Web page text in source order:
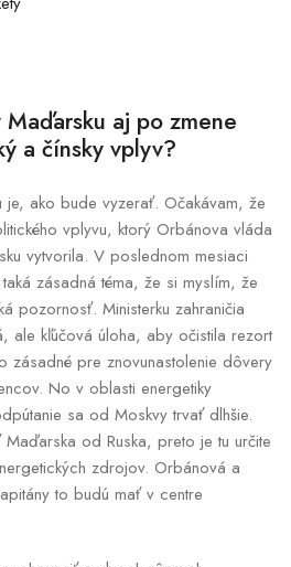
aj po zmene
a čínsky vplyv?
ako bude vyzerať. Očakávam, že
vplyvu, ktorý Orbánova vláda
vytvorila. V poslednom mesiaci
zásadná téma, že si myslím, že
pozornosť. Ministerku zahraničia
ale kľúčová úloha, aby očistila rezort
zásadné pre znovunastolenie dôvery
No v oblasti energetiky
sa od Moskvy trvať dlhšie.
od Ruska, preto je tu určite
zdrojov. Orbánová a
to budú mať v centre